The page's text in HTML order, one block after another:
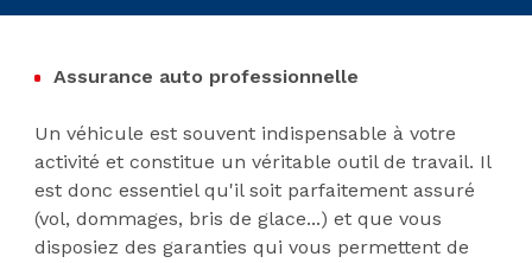
Assurance auto professionnelle
Un véhicule est souvent indispensable à votre
activité et constitue un véritable outil de travail. Il
est donc essentiel qu'il soit parfaitement assuré
(vol, dommages, bris de glace...) et que vous
disposiez des garanties qui vous permettent de